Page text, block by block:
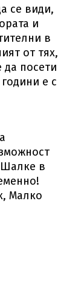
се види,
и
в
от тях,
посети
е с
Шалке в
Малко